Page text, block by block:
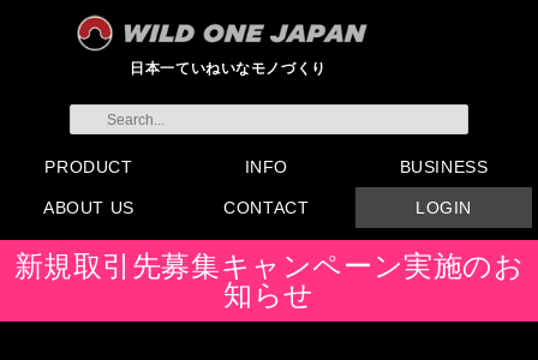
日本一ていねいなモノづくり
PRODUCT
すべてのグッズ
新製品
発売前製品
デンマ
ニップルドーム他
ローター
バイブ
オナホール
ラブドール
サポート
矯正リング
ローション
ラブサプリ
ディルド
アナル
SMグッズ
日本製グッズ
その他グッズ
INFO
製品情報
お知らせ
イベント・展示会
メディア掲載
BUSINESS
会員登録
注文方法・卸売りについ
FAX注文書
カタログ
販促物配布
代理店契約について
ABOUT US
会社概要
よくある質問
取り扱い店リスト
CONTACT
お問い合わせ
付属品販売(一般のお客様
向け)
アイディア募集
LOGIN
新規取引先募集キャンペーン実施のお
知らせ